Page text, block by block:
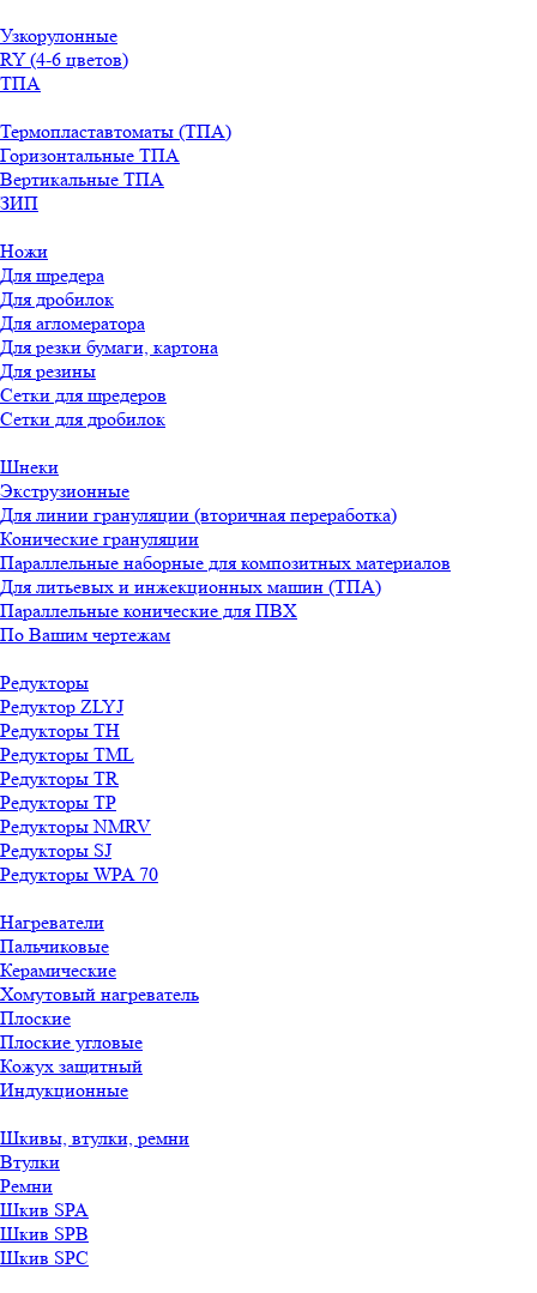
Узкорулонные
RY (4-6 цветов)
ТПА
Термопластавтоматы (ТПА)
Горизонтальные ТПА
Вертикальные ТПА
ЗИП
Ножи
Для шредера
Для дробилок
Для агломератора
Для резки бумаги, картона
Для резины
Сетки для шредеров
Сетки для дробилок
Шнеки
Экструзионные
Для линии грануляции (вторичная переработка)
Конические грануляции
Параллельные наборные для композитных материалов
Для литьевых и инжекционных машин (ТПА)
Параллельные конические для ПВХ
По Вашим чертежам
Редукторы
Редуктор ZLYJ
Редукторы TH
Редукторы TML
Редукторы TR
Редукторы TP
Редукторы NMRV
Редукторы SJ
Редукторы WPA 70
Нагреватели
Пальчиковые
Керамические
Хомутовый нагреватель
Плоские
Плоские угловые
Кожух защитный
Индукционные
Шкивы, втулки, ремни
Втулки
Ремни
Шкив SPA
Шкив SPB
Шкив SPC